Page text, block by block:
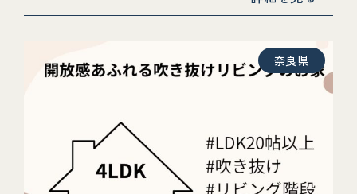
奈良県